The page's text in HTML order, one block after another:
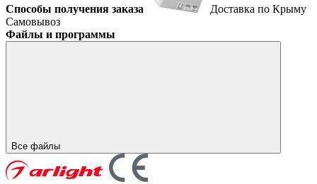
Способы получения заказа
Доставка по Крыму
Самовывоз
Файлы и программы
Все файлы